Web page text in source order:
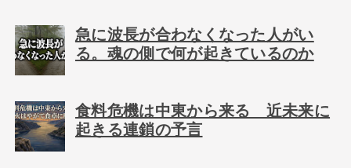
急に波長が合わなくなった人がい
る。魂の側で何が起きているのか
食料危機は中東から来る 近未来に
起きる連鎖の予言